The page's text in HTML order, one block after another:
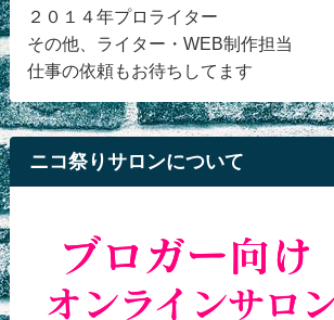
２０１４年プロライター
その他、ライター・WEB制作担当
仕事の依頼もお待ちしてます
ニコ祭りサロンについて